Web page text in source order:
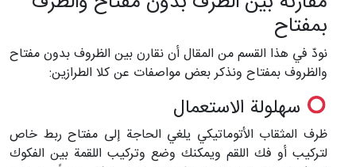
بمفتاح
نودّ في هذا القسم من المقال أن نقارن بين الظروف بدون مفتاح
والظروف بمفتاح ونذكر بعض مواصفات عن كلا الطرازين:
سهلولة الاستعمال
ظرف المثقاب الأتوماتيكي يلغي الحاجة إلى مفتاح ربط خاص
لتركيب أو فك اللقم ويمكنك وضع وتركيب اللقمة بين الفكوك